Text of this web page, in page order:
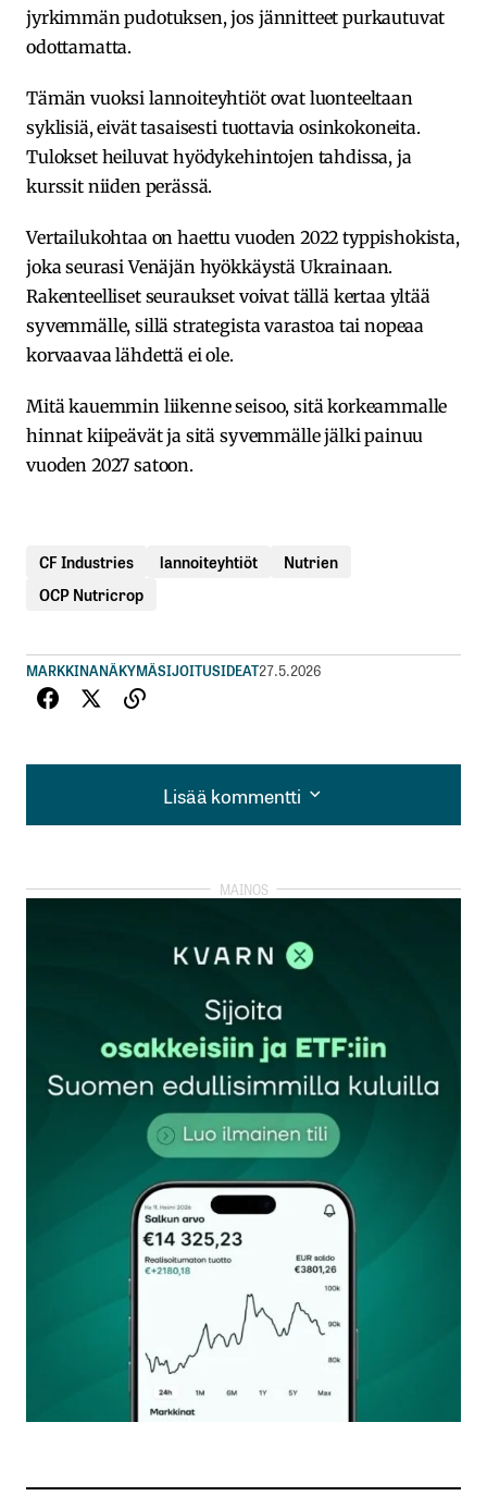
jyrkimmän pudotuksen, jos jännitteet purkautuvat
odottamatta.
Tämän vuoksi lannoiteyhtiöt ovat luonteeltaan
syklisiä, eivät tasaisesti tuottavia osinkokoneita.
Tulokset heiluvat hyödykehintojen tahdissa, ja
kurssit niiden perässä.
Vertailukohtaa on haettu vuoden 2022 typpishokista,
joka seurasi Venäjän hyökkäystä Ukrainaan.
Rakenteelliset seuraukset voivat tällä kertaa yltää
syvemmälle, sillä strategista varastoa tai nopeaa
korvaavaa lähdettä ei ole.
Mitä kauemmin liikenne seisoo, sitä korkeammalle
hinnat kiipeävät ja sitä syvemmälle jälki painuu
vuoden 2027 satoon.
CF Industries lannoiteyhtiöt
Nutrien
OCP Nutricrop
MARKKINANÄKYMÄSIJOITUSIDEAT27.5.2026
Lisää kommentti
Lisää kommentti
kirjautua
rekisteröityä
Sähköpostiosoitettasi ei julkaista.Pakolliset
kentät on merkitty*
Kommentti*
Nimesi tai nimimerkkisi
Sähköpostiosoitteesi
Tilaa SalkunRakentajan uutiskirje